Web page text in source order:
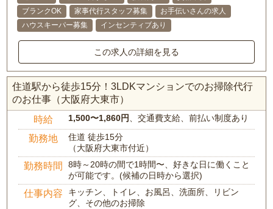
ブランクOK
家事代行スタッフ募集
お手伝いさんの求人
ハウスキーパー募集
インセンティブあり
この求人の詳細を見る
住道駅から徒歩15分！3LDKマンションでのお掃除代行
のお仕事（大阪府大東市）
時給 1,500〜1,860円、交通費支給、前払い制度あり
勤務地
住道 徒歩15分
（大阪府大東市付近）
勤務時間
8時～20時の間で1時間〜、好きな日に働くこと
が可能です。(候補の日時から選択)
仕事内容
キッチン、トイレ、お風呂、洗面所、リビン
グ、その他のお掃除